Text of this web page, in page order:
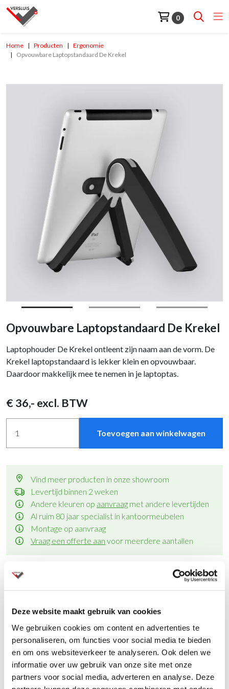
Deze website maakt gebruik van cookies
We gebruiken cookies om content en advertenties te
personaliseren, om functies voor social media te bieden
en om ons websiteverkeer te analyseren. Ook delen we
informatie over uw gebruik van onze site met onze
partners voor social media, adverteren en analyse. Deze
0
Home Producten
Ergonomie
Opvouwbare Laptopstandaard De Krekel
Opvouwbare Laptopstandaard De Krekel
Laptophouder De Krekel ontleent zijn naam aan de vorm. De
Krekel laptopstandaard is lekker klein en opvouwbaar.
Daardoor makkelijk mee te nemen in je laptoptas.
€ 36,- excl. BTW
Toevoegen aan winkelwagen
Vind meer producten in onze showroom
Levertijd binnen 2 weken
Andere kleuren op aanvraag met andere levertijden
Al ruim 80 jaar specialist in kantoormeubelen
Montage op aanvraag
Vraag een offerte aan voor meerdere aantallen
Productinformatie
Specificaties
Opvouwbaar
Rubberen voetjes voor stabiliteit